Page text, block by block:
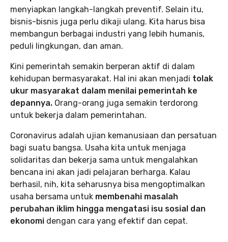
menyiapkan langkah-langkah preventif. Selain itu,
bisnis-bisnis juga perlu dikaji ulang. Kita harus bisa
membangun berbagai industri yang lebih humanis,
peduli lingkungan, dan aman.
Kini pemerintah semakin berperan aktif di dalam
kehidupan bermasyarakat. Hal ini akan menjadi tolak
ukur masyarakat dalam menilai pemerintah ke
depannya. Orang-orang juga semakin terdorong
untuk bekerja dalam pemerintahan.
Coronavirus adalah ujian kemanusiaan dan persatuan
bagi suatu bangsa. Usaha kita untuk menjaga
solidaritas dan bekerja sama untuk mengalahkan
bencana ini akan jadi pelajaran berharga. Kalau
berhasil, nih, kita seharusnya bisa mengoptimalkan
usaha bersama untuk membenahi masalah
perubahan iklim hingga mengatasi isu sosial dan
ekonomi dengan cara yang efektif dan cepat.